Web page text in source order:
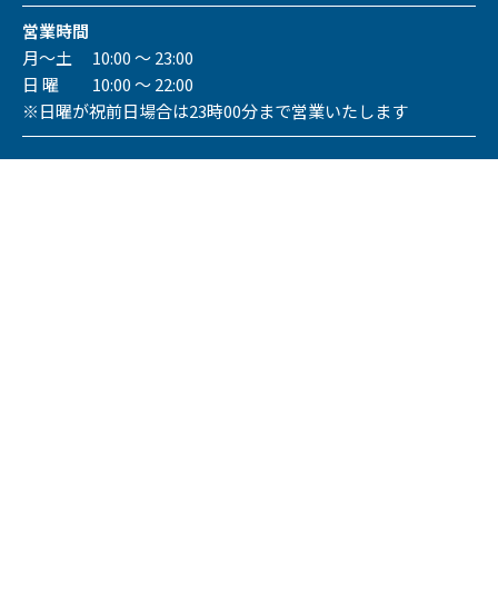
営業時間
月～土 10:00 ～ 23:00
日 曜 10:00 ～ 22:00
※日曜が祝前日場合は23時00分まで営業いたします